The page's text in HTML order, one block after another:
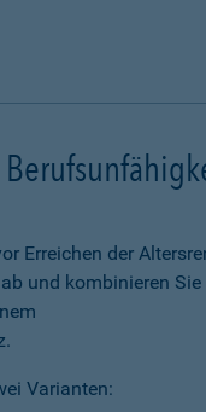
Erreichen der
und kombinieren Sie
Varianten: